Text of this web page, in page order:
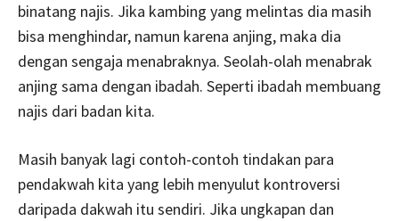
binatang najis. Jika kambing yang melintas dia masih
bisa menghindar, namun karena anjing, maka dia
dengan sengaja menabraknya. Seolah-olah menabrak
anjing sama dengan ibadah. Seperti ibadah membuang
najis dari badan kita.
Masih banyak lagi contoh-contoh tindakan para
pendakwah kita yang lebih menyulut kontroversi
daripada dakwah itu sendiri. Jika ungkapan dan